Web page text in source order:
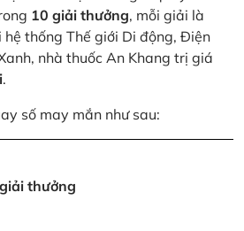
10 giải thưởng, mỗi giải là
thống Thế giới Di động, Điện
nhà thuốc An Khang trị giá
.
số may mắn như sau:
thưởng